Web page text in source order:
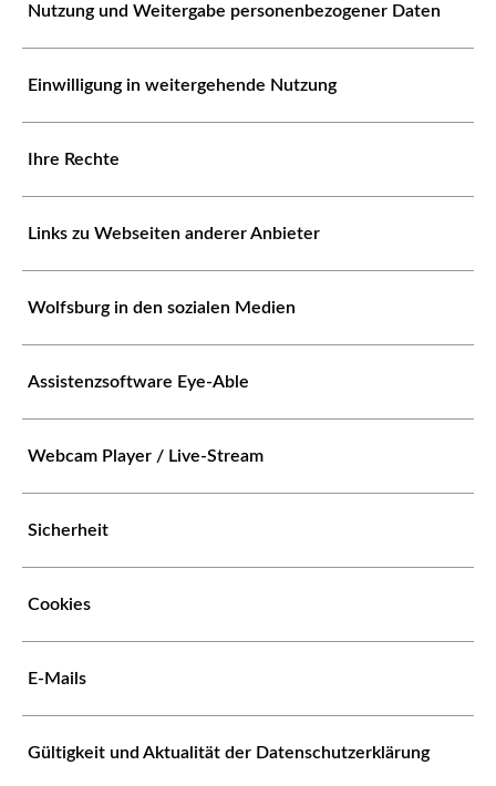
Nutzung und Weitergabe personenbezogener Daten
Einwilligung in weitergehende Nutzung
Ihre Rechte
Links zu Webseiten anderer Anbieter
Wolfsburg in den sozialen Medien
Assistenzsoftware Eye-Able
Webcam Player / Live-Stream
Sicherheit
Cookies
E-Mails
Gültigkeit und Aktualität der Datenschutzerklärung